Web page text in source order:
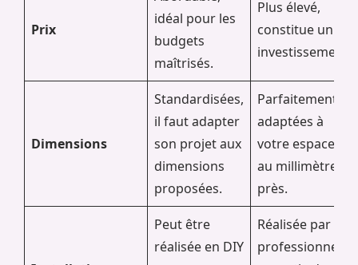
Prix
idéal pour les
budgets
maîtrisés.
Plus élevé,
constitue un
investissement.
Dimensions
Standardisées,
il faut adapter
son projet aux
dimensions
proposées.
Parfaitement
adaptées à
votre espace,
au millimètre
près.
Peut être
réalisée en DIY
Réalisée par un
professionnel,